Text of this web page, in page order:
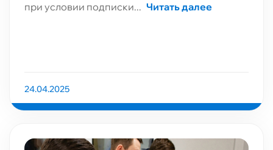
при условии подписки... Читать далее
24.04.2025